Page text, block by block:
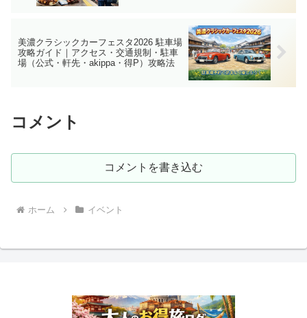
美濃クラシックカーフェスタ2026 駐車場
攻略ガイド｜アクセス・交通規制・駐車
場（公式・軒先・akippa・得P）攻略法
コメント
コメントを書き込む
ホーム イベント